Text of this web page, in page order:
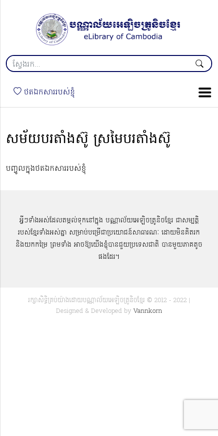
ថតឯកសាររបស់ខ្ញុំ
សម័យបរតាំងស៊ូ ស្រមៃបរតាំងស៊ូ
បញ្ចូលក្នុងថតឯកសាររបស់ខ្ញុំ
អ្វីៗទាំងអស់ដែលតម្កល់ទុកនៅក្នុង បណ្ណាល័យអេឡិចត្រូនិចខ្មែរ ជាសម្បតិ្ត
របស់ខ្មែរទាំងអស់គ្នា សម្រាប់បម្រើជាប្រយោជន៍សាធារណៈ ដោយមិនគិតរក
និងយកកម្រៃ ព្រមទាំង អាចឱ្យយើងខ្ញុំបានជួយប្រទេសជាតិ បានមួយភាគតូច
ផងដែរ។
រក្សាសិទ្ធិគ្រប់យ៉ាងដោយបណ្ណាល័យអេឡិចត្រូនិចខ្មែរ © 2012 - 2022 |
Designed & Developed by Vannkorn